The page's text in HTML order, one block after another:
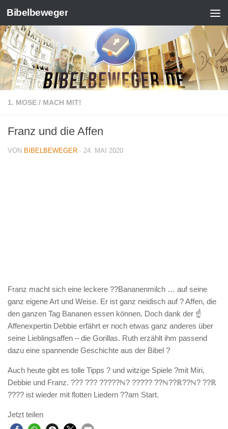
Zum Inhalt springen
Bibelbeweger
1. MOSE / MACH MIT!
Franz und die Affen
VON BIBELBEWEGER · 24. MAI 2020
Franz macht sich eine leckere ??Bananenmilch … auf seine
ganz eigene Art und Weise. Er ist ganz neidisch auf ? Affen, die
den ganzen Tag Bananen essen können. Doch dank der ☝️
Affenexpertin Debbie erfährt er noch etwas ganz anderes über
seine Lieblingsaffen – die Gorillas. Ruth erzählt ihm passend
dazu eine spannende Geschichte aus der Bibel ?
Auch heute gibt es tolle Tipps ? und witzige Spiele ?mit Miri,
Debbie und Franz. ??? ??? ?????ℕ? ????? ??ℕ??ℝ??ℕ? ??ℝ
???? ist wieder mit flotten Liedern ??am Start.
Jetzt teilen